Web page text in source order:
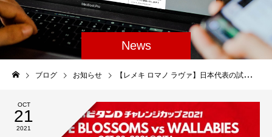
News
ブログ お知らせ 【レメキ ロマノ ラヴァ】日本代表の試合登録メンバーに決定しました！
OCT
21
2021